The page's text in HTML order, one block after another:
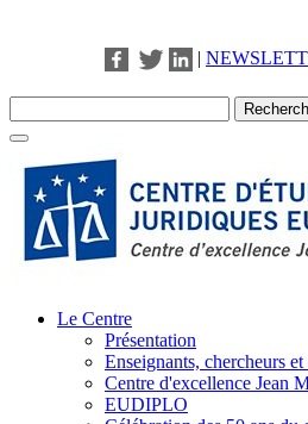
|
Le Centre
Présentation
Enseignants, chercheurs
Centre d'excellence Jean
EUDIPLO